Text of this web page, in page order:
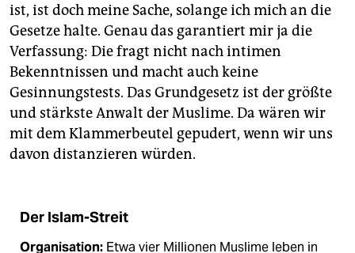
ist, ist doch meine Sache, solange ich mich an die
Gesetze halte. Genau das garantiert mir ja die
Verfassung: Die fragt nicht nach intimen
Bekenntnissen und macht auch keine
Gesinnungstests. Das Grundgesetz ist der größte
und stärkste Anwalt der Muslime. Da wären wir
mit dem Klammerbeutel gepudert, wenn wir uns
davon distanzieren würden.
Der Islam-Streit
Organisation: Etwa vier Mil­lio­nen Muslime leben in